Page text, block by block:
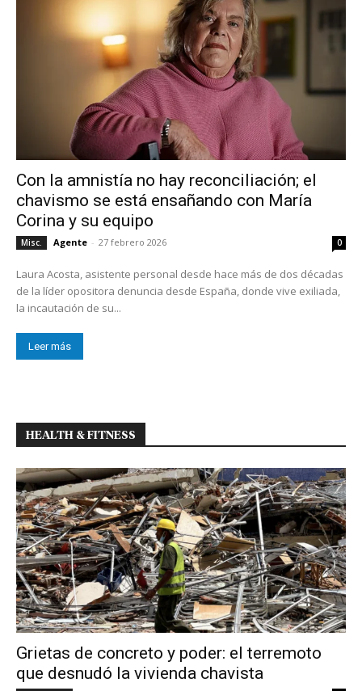
Con la amnistía no hay reconciliación; el
chavismo se está ensañando con María
Corina y su equipo
Misc. Agente - 27 febrero 2026 0
Laura Acosta, asistente personal desde hace más de dos décadas
de la líder opositora denuncia desde España, donde vive exiliada,
la incautación de su...
Leer más
HEALTH & FITNESS
Grietas de concreto y poder: el terremoto
que desnudó la vivienda chavista